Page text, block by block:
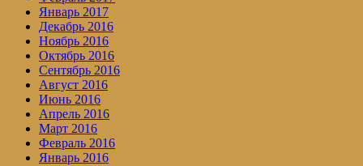
Январь 2017
Декабрь 2016
Ноябрь 2016
Октябрь 2016
Сентябрь 2016
Август 2016
Июнь 2016
Апрель 2016
Март 2016
Февраль 2016
Январь 2016